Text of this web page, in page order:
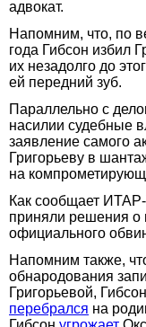
адвокат.
Напомним, что, по
года Гибсон избил
их незадолго до
ей передний зуб.
Параллельно с
насилии судебные
заявление самого
Григорьеву в
на
Как сообщает
приняли решения о
официального
Напомним также,
обнародования
Григорьевой,
перебрался на